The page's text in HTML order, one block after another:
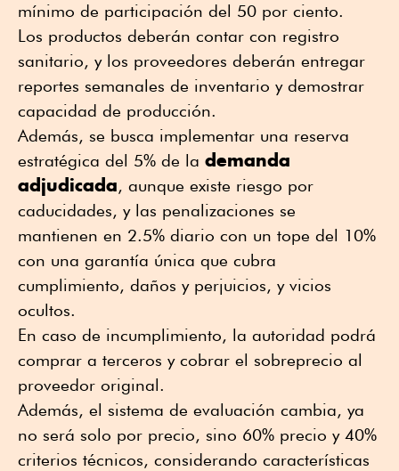
mínimo de participación del 50 por ciento.
Los productos deberán contar con registro
sanitario, y los proveedores deberán entregar
reportes semanales de inventario y demostrar
capacidad de producción.
Además, se busca implementar una reserva
estratégica del 5% de la demanda
adjudicada, aunque existe riesgo por
caducidades, y las penalizaciones se
mantienen en 2.5% diario con un tope del 10%
con una garantía única que cubra
cumplimiento, daños y perjuicios, y vicios
ocultos.
En caso de incumplimiento, la autoridad podrá
comprar a terceros y cobrar el sobreprecio al
proveedor original.
Además, el sistema de evaluación cambia, ya
no será solo por precio, sino 60% precio y 40%
criterios técnicos, considerando características